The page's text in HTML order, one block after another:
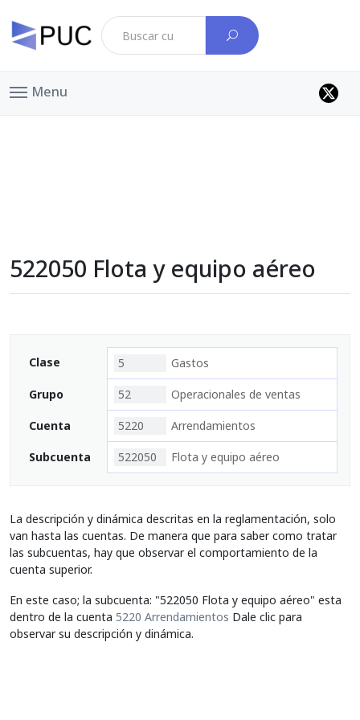
Menu
522050 Flota y equipo aéreo
Clase 5 Gastos
Grupo 52 Operacionales de ventas
Cuenta 5220 Arrendamientos
Subcuenta 522050 Flota y equipo aéreo
La descripción y dinámica descritas en la reglamentación, solo
van hasta las cuentas. De manera que para saber como tratar
las subcuentas, hay que observar el comportamiento de la
cuenta superior.
En este caso; la subcuenta: "522050 Flota y equipo aéreo" esta
dentro de la cuenta 5220 Arrendamientos Dale clic para
observar su descripción y dinámica.